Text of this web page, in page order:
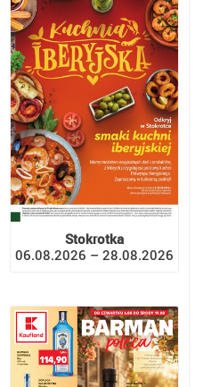
Stokrotka
06.08.2026 – 28.08.2026